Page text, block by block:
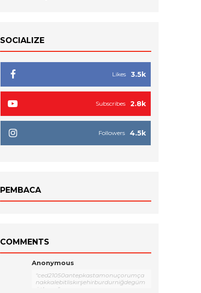
SOCIALIZE
3.5k
Likes
2.8k
Subscribes
4.5k
Followers
PEMBACA
COMMENTS
Anonymous
"ced21050antepkastamonuçorumça
nakkalebitliskırşehirburdurniğdegüm
üşhane"